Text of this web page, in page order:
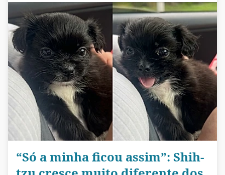
“Só a minha ficou assim”: Shih-